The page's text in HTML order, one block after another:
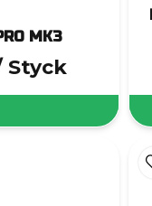
MK3
Styck